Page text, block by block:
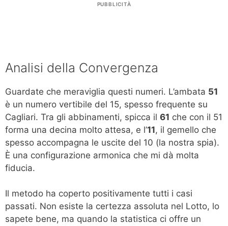
PUBBLICITÀ
Analisi della Convergenza
Guardate che meraviglia questi numeri. L’ambata 51
è un numero vertibile del 15, spesso frequente su
Cagliari. Tra gli abbinamenti, spicca il 61 che con il 51
forma una decina molto attesa, e l’11, il gemello che
spesso accompagna le uscite del 10 (la nostra spia).
È una configurazione armonica che mi dà molta
fiducia.
Il metodo ha coperto positivamente tutti i casi
passati. Non esiste la certezza assoluta nel Lotto, lo
sapete bene, ma quando la statistica ci offre un